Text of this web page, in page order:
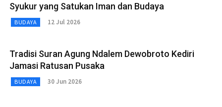
Syukur yang Satukan Iman dan Budaya
BUDAYA 12 Jul 2026
Tradisi Suran Agung Ndalem Dewobroto Kediri
Jamasi Ratusan Pusaka
BUDAYA 30 Jun 2026